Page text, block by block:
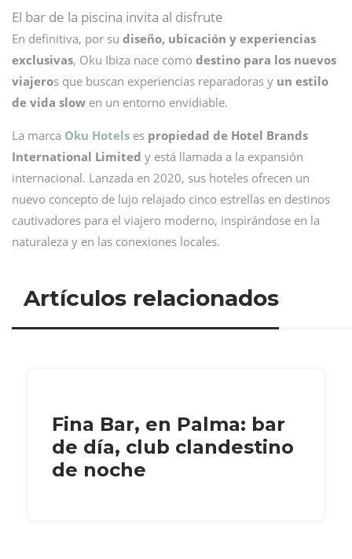
El bar de la piscina invita al disfrute
En definitiva, por su diseño, ubicación y experiencias
exclusivas, Oku Ibiza nace como destino para los nuevos
viajeros que buscan experiencias reparadoras y un estilo
de vida slow en un entorno envidiable.
La marca Oku Hotels es propiedad de Hotel Brands
International Limited y está llamada a la expansión
internacional. Lanzada en 2020, sus hoteles ofrecen un
nuevo concepto de lujo relajado cinco estrellas en destinos
cautivadores para el viajero moderno, inspirándose en la
naturaleza y en las conexiones locales.
Artículos relacionados
Fina Bar, en Palma: bar
de día, club clandestino
de noche